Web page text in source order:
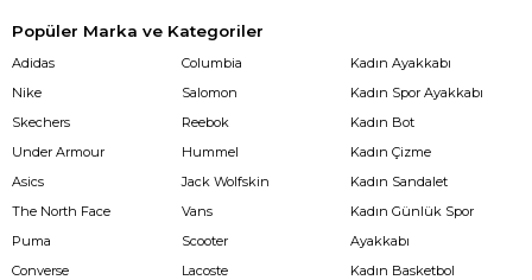
Popüler Marka ve Kategoriler
Adidas
Nike
Skechers
Under Armour
Asics
The North Face
Puma
Converse
Columbia
Salomon
Reebok
Hummel
Jack Wolfskin
Vans
Scooter
Lacoste
Kadın Ayakkabı
Kadın Spor Ayakkabı
Kadın Bot
Kadın Çizme
Kadın Sandalet
Kadın Günlük Spor
Ayakkabı
Kadın Basketbol